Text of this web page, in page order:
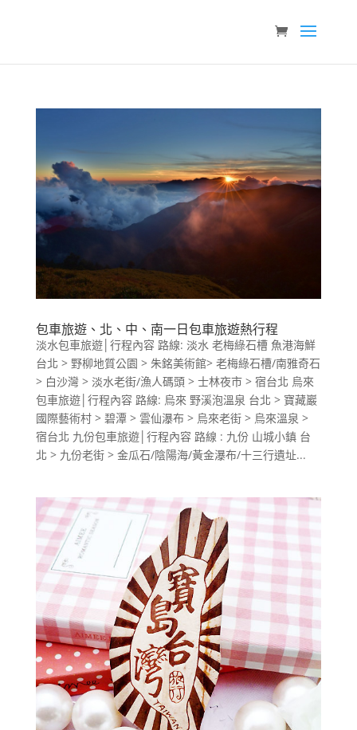
包車旅遊、北、中、南一日包車旅遊熱行程
淡水包車旅遊│行程內容 路線: 淡水 老梅綠石槽 魚港海鮮
台北 > 野柳地質公園 > 朱銘美術館> 老梅綠石槽/南雅奇石
> 白沙灣 > 淡水老街/漁人碼頭 > 士林夜市 > 宿台北 烏來
包車旅遊│行程內容 路線: 烏來 野溪泡溫泉 台北 > 寶藏巖
國際藝術村 > 碧潭 > 雲仙瀑布 > 烏來老街 > 烏來溫泉 >
宿台北 九份包車旅遊│行程內容 路線 : 九份 山城小鎮 台
北 > 九份老街 > 金瓜石/陰陽海/黃金瀑布/十三行遺址...